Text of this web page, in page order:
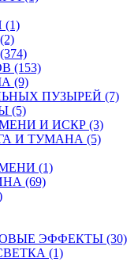
(153)
(9)
ПУЗЫРЕЙ (7)
(5)
И ИСКР (3)
И ТУМАНА (5)
(1)
(69)
ЭФФЕКТЫ (30)
(1)